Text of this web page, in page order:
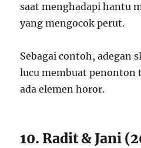
saat menghadapi hantu
yang mengocok perut.
Sebagai contoh, adegan
lucu membuat penonton
ada elemen horor.
10. Radit & Jani